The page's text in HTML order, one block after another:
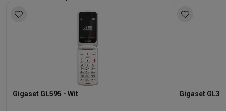
Gigaset GL595 - Wit Gigaset